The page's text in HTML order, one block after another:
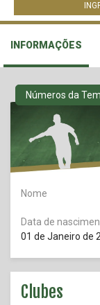
INFORMAÇÕES
Nome
Data de
01 de Janeiro de
Clubes